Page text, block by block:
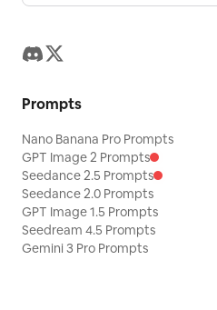
Prompts
Nano Banana Pro Prompts
GPT Image 2 Prompts
Seedance 2.5 Prompts
Seedance 2.0 Prompts
GPT Image 1.5 Prompts
Seedream 4.5 Prompts
Gemini 3 Pro Prompts